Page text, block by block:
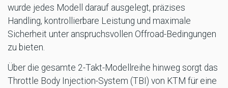
wurde jedes Modell darauf ausgelegt, präzises
Handling, kontrollierbare Leistung und maximale
Sicherheit unter anspruchsvollen Offroad-Bedingungen
zu bieten.
Über die gesamte 2-Takt-Modellreihe hinweg sorgt das
Throttle Body Injection-System (TBI) von KTM für eine